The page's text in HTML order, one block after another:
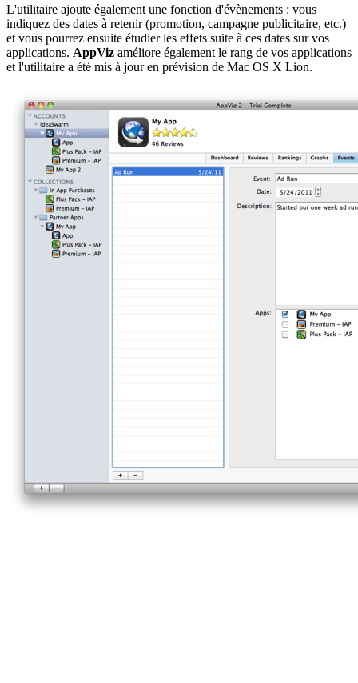
L'utilitaire ajoute également une fonction d'évènements : vous
indiquez des dates à retenir (promotion, campagne publicitaire, etc.)
et vous pourrez ensuite étudier les effets suite à ces dates sur vos
applications. AppViz améliore également le rang de vos applications
et l'utilitaire a été mis à jour en prévision de Mac OS X Lion.